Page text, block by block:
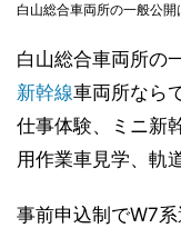
白山総合車両所の一般公
白山総合車両所の
新幹線車両所なら
仕事体験、ミニ新
用作業車見学、軌
事前申込制でW7